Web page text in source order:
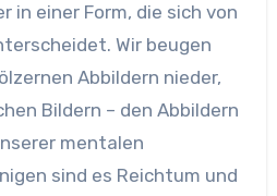
in einer Form, die sich von
Wir beugen
Abbildern nieder,
Bildern – den Abbildern
mentalen
sind es Reichtum und